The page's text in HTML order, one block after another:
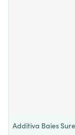
Additiva Baies